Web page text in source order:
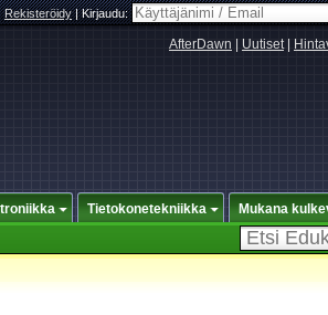
Rekisteröidy|Kirjaudu:
AfterDawn Uutiset|
Tietokonetekniikka Mukana